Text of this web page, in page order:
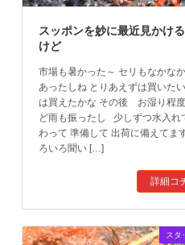
スッポンを妙に最近見かけ
けど
市場も暑かった～ セリもなかな
あったしね とりあえずは買いた
は買えたかな その後 お湿り程
ど雨も振ったし 少しずつ水入れ
わって 準備して 出荷に備えてま
ろいろ聞い […]
詳細コ
スタ